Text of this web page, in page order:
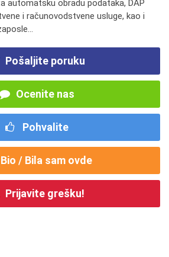
automatsku obradu podataka, DAP
i računovodstvene usluge, kao i
Pošaljite poruku
Ocenite nas
Pohvalite
Bio / Bila sam ovde
Prijavite grešku!